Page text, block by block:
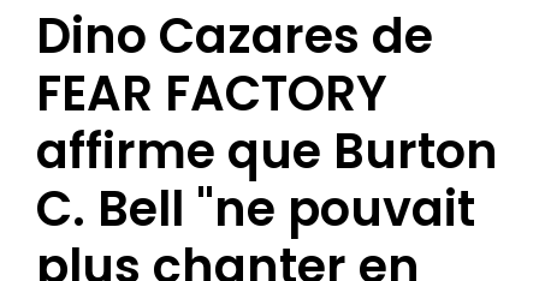
Dino Cazares de
FEAR FACTORY
affirme que Burton
C. Bell "ne pouvait
plus chanter en